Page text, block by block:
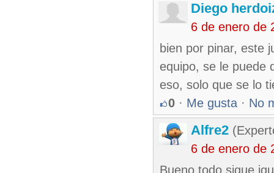
Diego
6 de enero de
bien por pinar, este
equipo, se le puede
eso, solo que se lo
0 · Me gusta · No
Alfre2
6 de enero de
Bueno todo sigue